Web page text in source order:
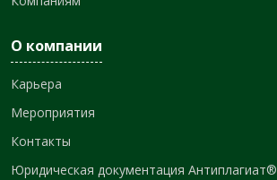
О компании
Карьера
Мероприятия
Контакты
Юридическая документация Антиплагиат®